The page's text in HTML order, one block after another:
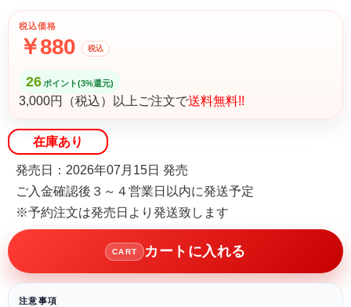
税込価格
￥880 税込
26 ポイント(3%還元)
3,000円（税込）以上ご注文で送料無料!!
在庫あり
発売日：2026年07月15日 発売
ご入金確認後３～４営業日以内に発送予定
※予約注文は発売日より発送致します
CART カートに入れる
注意事項